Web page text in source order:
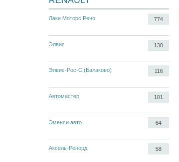
Лаки Моторс Рено 774
Элвис 130
Элвис-Рос-С (Балаково) 116
Автомастер 101
Эменси авто 64
Аксель-Ренорд 58